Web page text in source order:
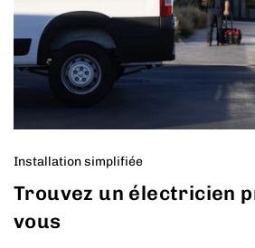
Installation simplifiée
Trouvez un électricien
vous